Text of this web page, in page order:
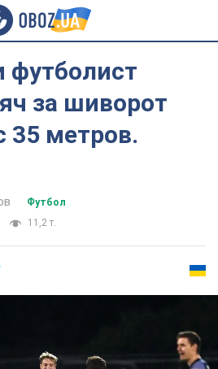
футболист
за шиворот
35 метров.
Футбол
11,2 т.